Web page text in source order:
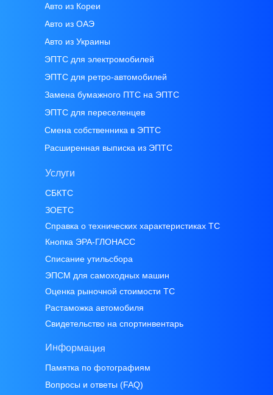
Информация
Памятка по фотографиям
Вопросы и ответы (FAQ)
Услуги
СБКТС
ЗОЕТС
Справка о технических характеристиках ТС
Кнопка ЭРА-ГЛОНАСС
Списание утильсбора
ЭПСМ для самоходных машин
Оценка рыночной стоимости ТС
Растаможка автомобиля
Свидетельство на спортинвентарь
Авто из Кореи
Авто из ОАЭ
Авто из Украины
ЭПТС для электромобилей
ЭПТС для ретро-автомобилей
Замена бумажного ПТС на ЭПТС
ЭПТС для переселенцев
Смена собственника в ЭПТС
Расширенная выписка из ЭПТС